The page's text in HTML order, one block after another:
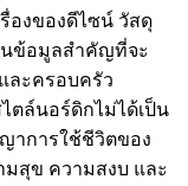
องของดีไซน์ วัสดุ
นข้อมูลสำคัญที่จะ
ละครอบครัว
ตล์นอร์ดิกไม่ได้เป็น
าการใช้ชีวิตของ
สุข ความสงบ และ